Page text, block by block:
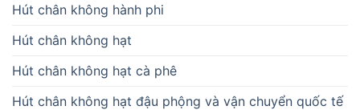
Hút chân không hành phi
Hút chân không hạt
Hút chân không hạt cà phê
Hút chân không hạt đậu phộng và vận chuyển quốc tế